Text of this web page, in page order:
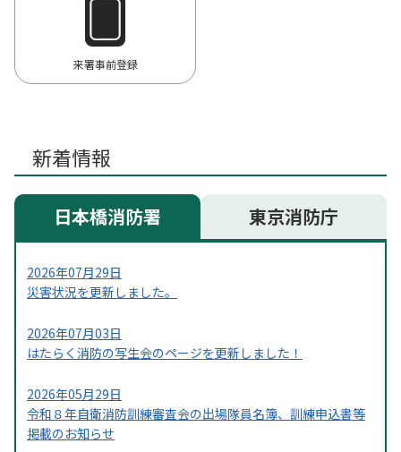
来署事前登録
新着情報
日本橋消防署 東京消防庁
2026年07月29日
災害状況を更新しました。
2026年07月03日
はたらく消防の写生会のページを更新しました！
2026年05月29日
令和８年自衛消防訓練審査会の出場隊員名簿、訓練申込書等
掲載のお知らせ